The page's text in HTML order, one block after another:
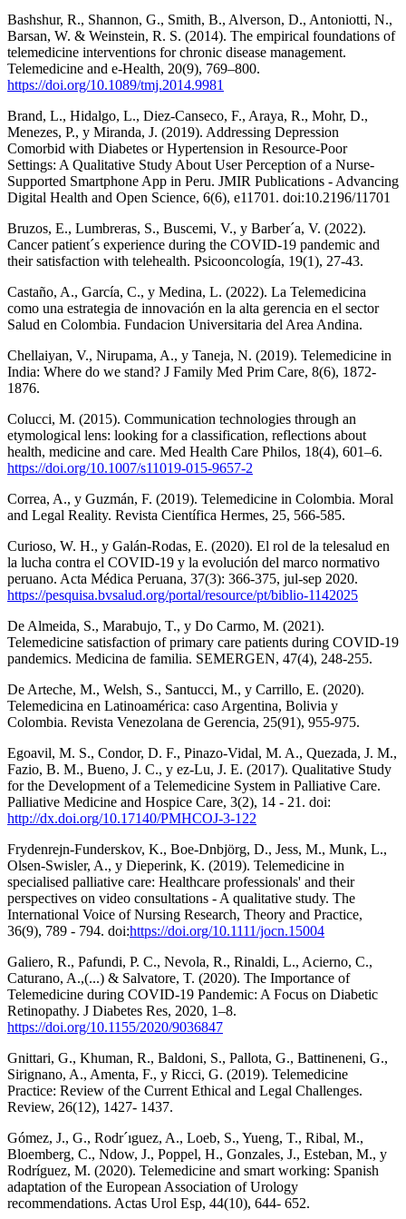
Bashshur, R., Shannon, G., Smith, B., Alverson, D., Antoniotti, N.,
Barsan, W. & Weinstein, R. S. (2014). The empirical foundations of
telemedicine interventions for chronic disease management.
Telemedicine and e-Health, 20(9), 769–800.
https://doi.org/10.1089/tmj.2014.9981
Brand, L., Hidalgo, L., Diez-Canseco, F., Araya, R., Mohr, D.,
Menezes, P., y Miranda, J. (2019). Addressing Depression
Comorbid with Diabetes or Hypertension in Resource-Poor
Settings: A Qualitative Study About User Perception of a Nurse-
Supported Smartphone App in Peru. JMIR Publications - Advancing
Digital Health and Open Science, 6(6), e11701. doi:10.2196/11701
Bruzos, E., Lumbreras, S., Buscemi, V., y Barber´a, V. (2022).
Cancer patient´s experience during the COVID-19 pandemic and
their satisfaction with telehealth. Psicooncología, 19(1), 27-43.
Castaño, A., García, C., y Medina, L. (2022). La Telemedicina
como una estrategia de innovación en la alta gerencia en el sector
Salud en Colombia. Fundacion Universitaria del Area Andina.
Chellaiyan, V., Nirupama, A., y Taneja, N. (2019). Telemedicine in
India: Where do we stand? J Family Med Prim Care, 8(6), 1872-
1876.
Colucci, M. (2015). Communication technologies through an
etymological lens: looking for a classification, reflections about
health, medicine and care. Med Health Care Philos, 18(4), 601–6.
https://doi.org/10.1007/s11019-015-9657-2
Correa, A., y Guzmán, F. (2019). Telemedicine in Colombia. Moral
and Legal Reality. Revista Científica Hermes, 25, 566-585.
Curioso, W. H., y Galán-Rodas, E. (2020). El rol de la telesalud en
la lucha contra el COVID-19 y la evolución del marco normativo
peruano. Acta Médica Peruana, 37(3): 366-375, jul-sep 2020.
https://pesquisa.bvsalud.org/portal/resource/pt/biblio-1142025
De Almeida, S., Marabujo, T., y Do Carmo, M. (2021).
Telemedicine satisfaction of primary care patients during COVID-19
pandemics. Medicina de familia. SEMERGEN, 47(4), 248-255.
De Arteche, M., Welsh, S., Santucci, M., y Carrillo, E. (2020).
Telemedicina en Latinoamérica: caso Argentina, Bolivia y
Colombia. Revista Venezolana de Gerencia, 25(91), 955-975.
Egoavil, M. S., Condor, D. F., Pinazo-Vidal, M. A., Quezada, J. M.,
Fazio, B. M., Bueno, J. C., y ez-Lu, J. E. (2017). Qualitative Study
for the Development of a Telemedicine System in Palliative Care.
Palliative Medicine and Hospice Care, 3(2), 14 - 21. doi:
http://dx.doi.org/10.17140/PMHCOJ-3-122
Frydenrejn-Funderskov, K., Boe-Dnbjörg, D., Jess, M., Munk, L.,
Olsen-Swisler, A., y Dieperink, K. (2019). Telemedicine in
specialised palliative care: Healthcare professionals' and their
perspectives on video consultations - A qualitative study. The
International Voice of Nursing Research, Theory and Practice,
36(9), 789 - 794. doi:https://doi.org/10.1111/jocn.15004
Galiero, R., Pafundi, P. C., Nevola, R., Rinaldi, L., Acierno, C.,
Caturano, A.,(...) & Salvatore, T. (2020). The Importance of
Telemedicine during COVID-19 Pandemic: A Focus on Diabetic
Retinopathy. J Diabetes Res, 2020, 1–8.
https://doi.org/10.1155/2020/9036847
Gnittari, G., Khuman, R., Baldoni, S., Pallota, G., Battineneni, G.,
Sirignano, A., Amenta, F., y Ricci, G. (2019). Telemedicine
Practice: Review of the Current Ethical and Legal Challenges.
Review, 26(12), 1427- 1437.
Gómez, J., G., Rodr´ıguez, A., Loeb, S., Yueng, T., Ribal, M.,
Bloemberg, C., Ndow, J., Poppel, H., Gonzales, J., Esteban, M., y
Rodríguez, M. (2020). Telemedicine and smart working: Spanish
adaptation of the European Association of Urology
recommendations. Actas Urol Esp, 44(10), 644- 652.